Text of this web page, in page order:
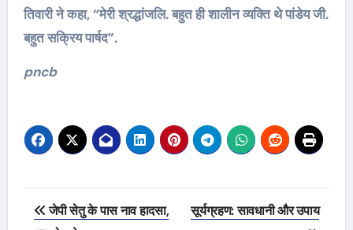
तिवारी ने कहा, “मेरी श्रद्धांजलि. बहुत ही शालीन व्यक्ति थे पांडेय जी.
बहुत सक्रिय पार्षद”.
pncb
Post
जेपी सेतु के पास नाव हादसा,
सूर्यग्रहण: सावधानी और उपाय